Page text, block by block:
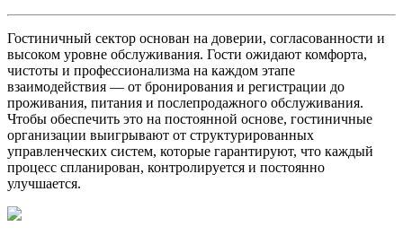
Гостиничный сектор основан на доверии, согласованности и
высоком уровне обслуживания. Гости ожидают комфорта,
чистоты и профессионализма на каждом этапе
взаимодействия — от бронирования и регистрации до
проживания, питания и послепродажного обслуживания.
Чтобы обеспечить это на постоянной основе, гостиничные
организации выигрывают от структурированных
управленческих систем, которые гарантируют, что каждый
процесс спланирован, контролируется и постоянно
улучшается.